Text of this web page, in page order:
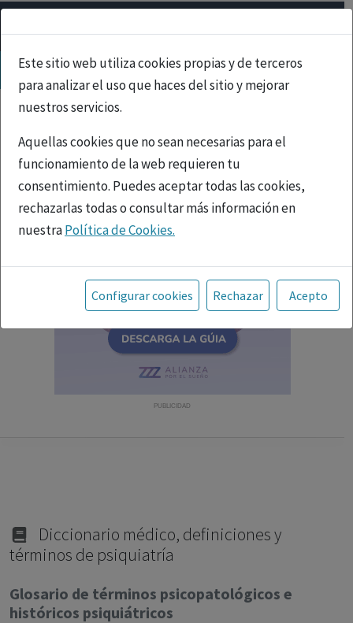
Este sitio web utiliza cookies propias y de terceros
para analizar el uso que haces del sitio y mejorar
nuestros servicios.
Aquellas cookies que no sean necesarias para el
funcionamiento de la web requieren tu
consentimiento. Puedes aceptar todas las cookies,
rechazarlas todas o consultar más información en
nuestraPolítica de Cookies.
Toda la información incluida en la Página Web está
referida a productos del mercado español y, por
tanto, dirigida a profesionales sanitarios legalmente
facultados para prescribir o dispensar medicamentos
con ejercicio profesional. La información técnica de los
fármacos se facilita a título meramente informativo,
Configurar cookies Rechazar Acepto
PUBLICIDAD
Diccionario médico, definiciones y
términos de psiquiatría
Glosario de términos psicopatológicos e
históricos psiquiátricos